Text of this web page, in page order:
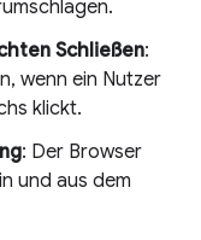
Schließen:
wenn ein Nutzer
klickt.
: Der Browser
und aus dem